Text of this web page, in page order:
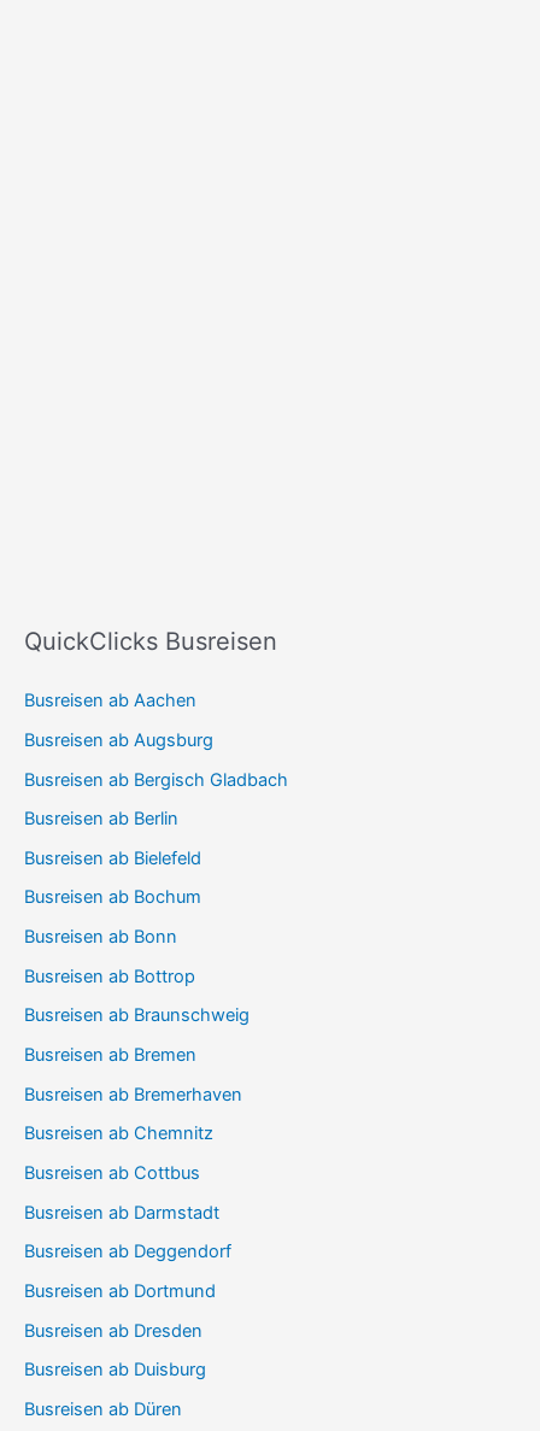
QuickClicks Busreisen
Busreisen ab Aachen
Busreisen ab Augsburg
Busreisen ab Bergisch Gladbach
Busreisen ab Berlin
Busreisen ab Bielefeld
Busreisen ab Bochum
Busreisen ab Bonn
Busreisen ab Bottrop
Busreisen ab Braunschweig
Busreisen ab Bremen
Busreisen ab Bremerhaven
Busreisen ab Chemnitz
Busreisen ab Cottbus
Busreisen ab Darmstadt
Busreisen ab Deggendorf
Busreisen ab Dortmund
Busreisen ab Dresden
Busreisen ab Duisburg
Busreisen ab Düren